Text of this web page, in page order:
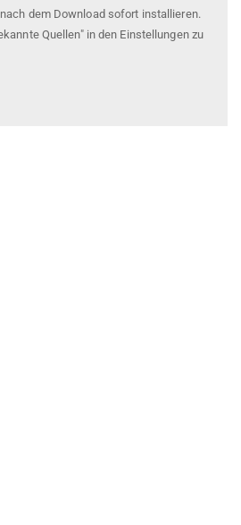
dem Download sofort installieren.
Quellen" in den Einstellungen zu